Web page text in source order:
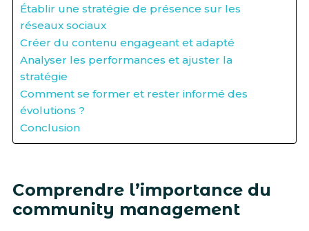
Établir une stratégie de présence sur les
réseaux sociaux
Créer du contenu engageant et adapté
Analyser les performances et ajuster la
stratégie
Comment se former et rester informé des
évolutions ?
Conclusion
Comprendre l’importance du
community management